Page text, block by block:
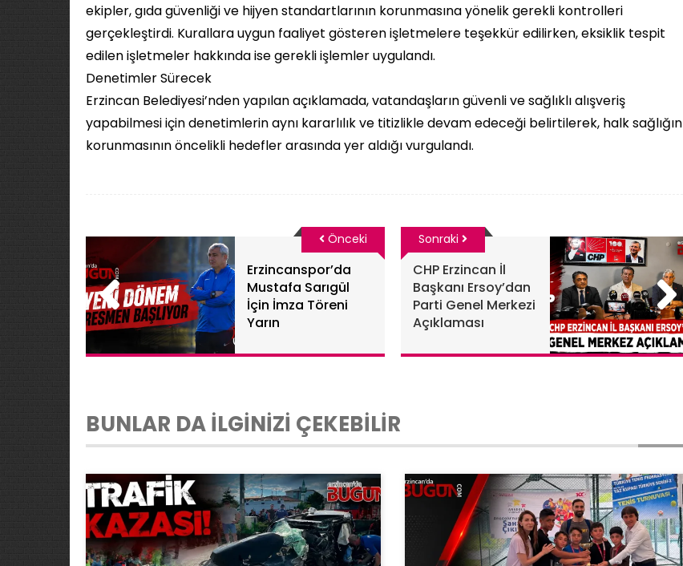
ekipler, gıda güvenliği ve hijyen standartlarının korunmasına yönelik gerekli kontrolleri
gerçekleştirdi. Kurallara uygun faaliyet gösteren işletmelere teşekkür edilirken, eksiklik tespit
edilen işletmeler hakkında ise gerekli işlemler uygulandı.
Denetimler Sürecek
Erzincan Belediyesi’nden yapılan açıklamada, vatandaşların güvenli ve sağlıklı alışveriş
yapabilmesi için denetimlerin aynı kararlılık ve titizlikle devam edeceği belirtilerek, halk
korunmasının öncelikli hedefler arasında yer aldığı vurgulandı.
Erzincanspor’da
Mustafa Sarıgül
İçin İmza Töreni
Yarın
Önceki
CHP Erzincan İl
Başkanı Ersoy’dan
Parti Genel Merkezi
Açıklaması
Sonraki
BUNLAR DA İLGİNİZİ ÇEKEBİLİR